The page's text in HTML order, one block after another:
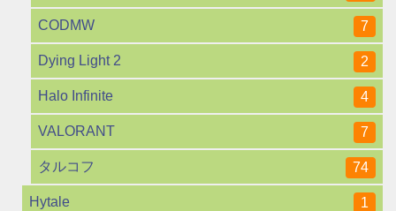
CODMW 7
Dying Light 2 2
Halo Infinite 4
VALORANT 7
タルコフ 74
Hytale 1